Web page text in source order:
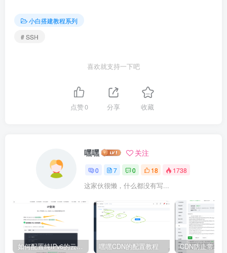
小白搭建教程系列
# SSH
喜欢就支持一下吧
点赞0 分享 收藏
嘿嘿 关注
0 7 0 18 1738
这家伙很懒，什么都没有写...
如何配置纯IPv6的云服务器安装宝塔面板及建站 嘿嘿CDN的配置教程